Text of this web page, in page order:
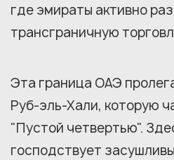
где эмираты активно
трансграничную
Эта граница ОАЭ
Руб-эль-Хали, которую
"Пустой четвертью".
господствует